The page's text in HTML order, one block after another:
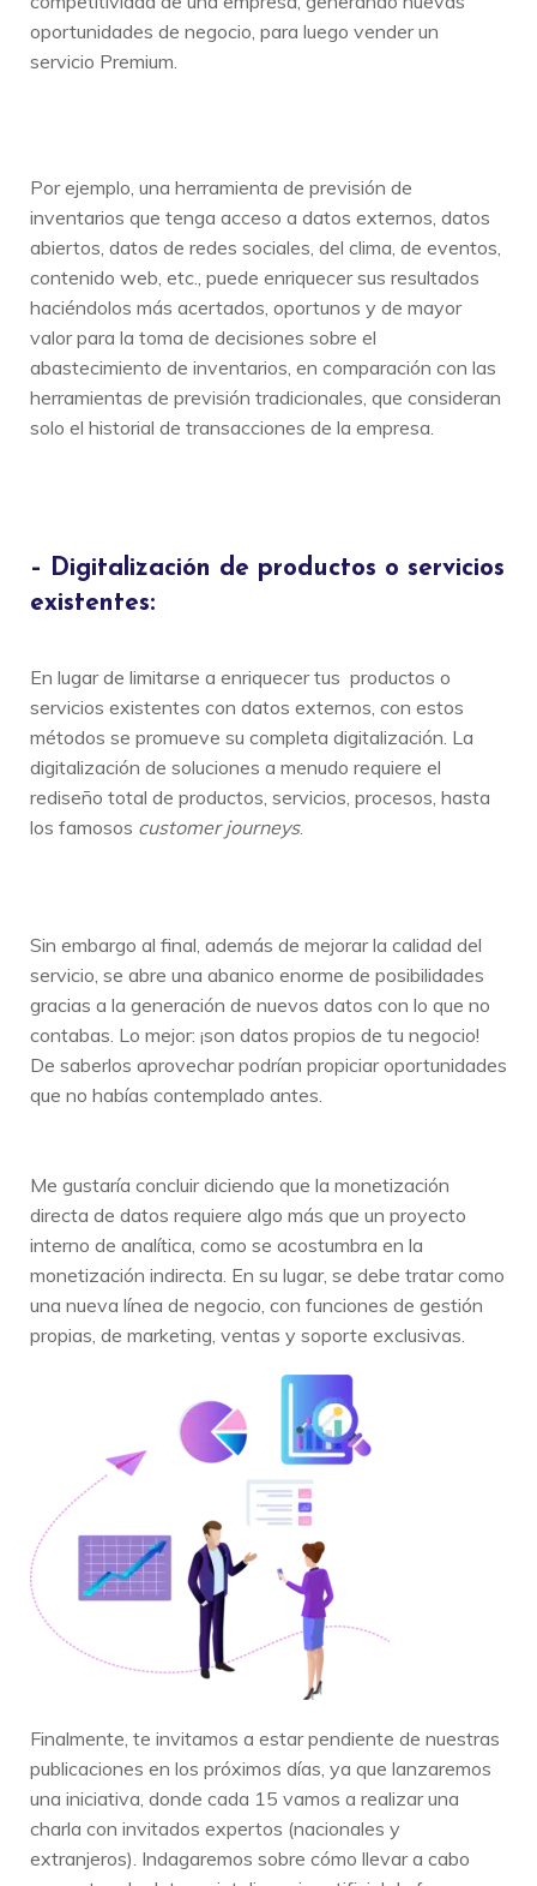
oportunidades de negocio, para luego vender un
servicio Premium.
Por ejemplo, una herramienta de previsión de
inventarios que tenga acceso a datos externos, datos
abiertos, datos de redes sociales, del clima, de eventos,
contenido web, etc., puede enriquecer sus resultados
haciéndolos más acertados, oportunos y de mayor
valor para la toma de decisiones sobre el
abastecimiento de inventarios, en comparación con las
herramientas de previsión tradicionales, que consideran
solo el historial de transacciones de la empresa.
– Digitalización de productos o servicios
existentes:
En lugar de limitarse a enriquecer tus productos o
servicios existentes con datos externos, con estos
métodos se promueve su completa digitalización. La
digitalización de soluciones a menudo requiere el
rediseño total de productos, servicios, procesos, hasta
los famosos customer journeys.
Sin embargo al final, además de mejorar la calidad del
servicio, se abre una abanico enorme de posibilidades
gracias a la generación de nuevos datos con lo que no
contabas. Lo mejor: ¡son datos propios de tu negocio!
De saberlos aprovechar podrían propiciar oportunidades
que no habías contemplado antes.
Me gustaría concluir diciendo que la monetización
directa de datos requiere algo más que un proyecto
interno de analítica, como se acostumbra en la
monetización indirecta. En su lugar, se debe tratar como
una nueva línea de negocio, con funciones de gestión
propias, de marketing, ventas y soporte exclusivas.
Finalmente, te invitamos a estar pendiente de nuestras
publicaciones en los próximos días, ya que lanzaremos
una iniciativa, donde cada 15 vamos a realizar una
charla con invitados expertos (nacionales y
extranjeros). Indagaremos sobre cómo llevar a cabo